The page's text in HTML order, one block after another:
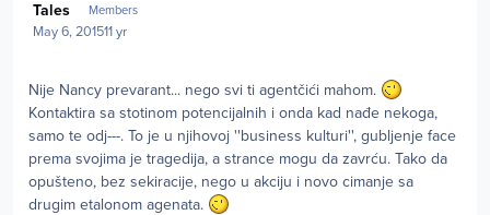
Tales Members
May 6, 201511 yr
Nije Nancy prevarant... nego svi ti agentčići mahom.
Kontaktira sa stotinom potencijalnih i onda kad nađe nekoga,
samo te odj---. To je u njihovoj ''business kulturi'', gubljenje face
prema svojima je tragedija, a strance mogu da zavrću. Tako da
opušteno, bez sekiracije, nego u akciju i novo cimanje sa
drugim etalonom agenata.